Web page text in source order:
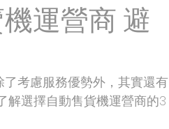
運營商 避
考慮服務優勢外，其實還有
解選擇自動售貨機運營商的3